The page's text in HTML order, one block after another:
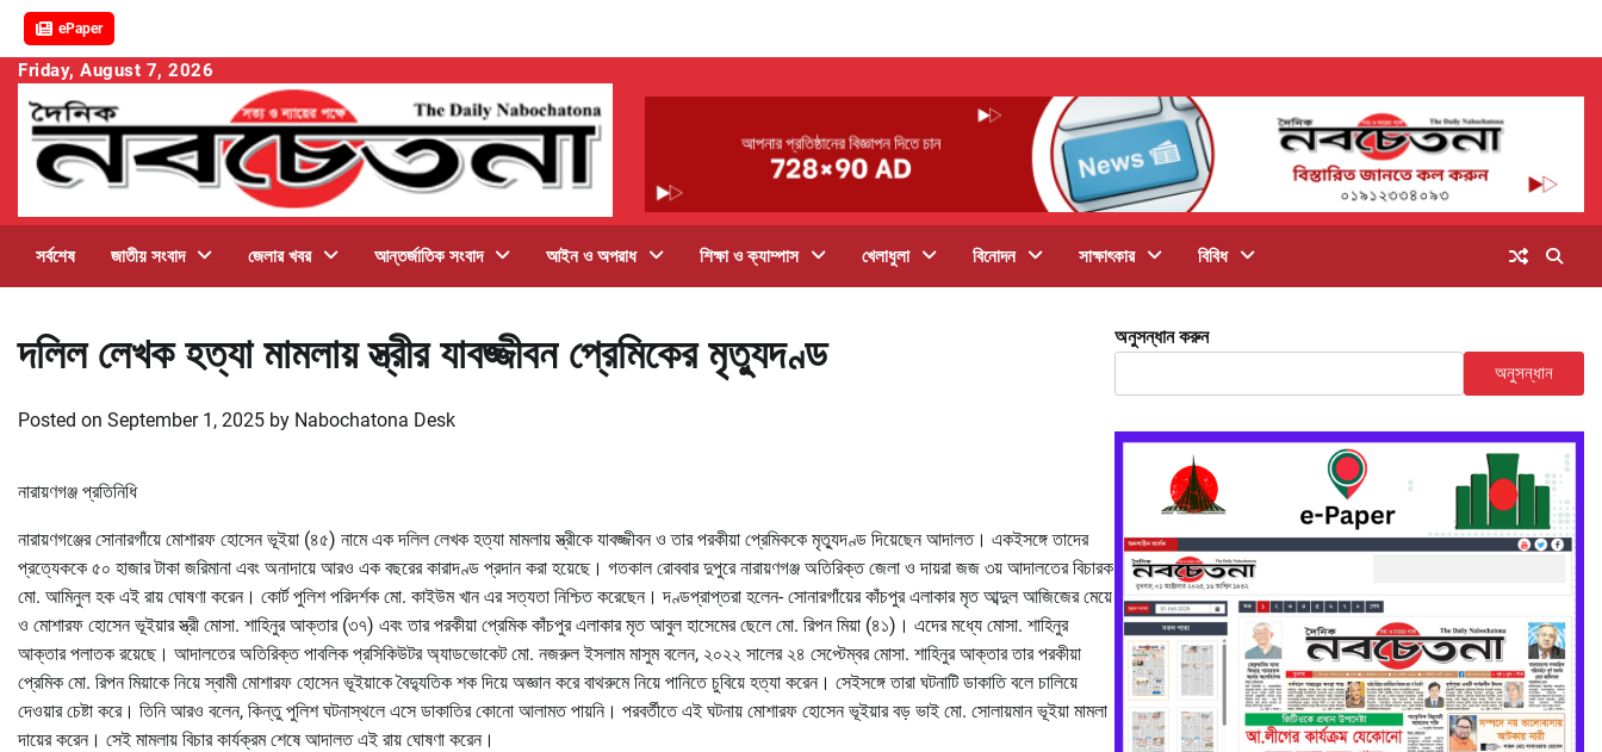
ePaper
Skip
content
Friday, August 7, 2026
সর্বশেষ জাতীয় সংবাদ জেলার খবর আন্তর্জাতিক সংবাদ আইন ও অপরাধ শিক্ষা ও ক্যাম্পাস খেলাধুলা বিনোদন সাক্ষাৎকার বিবিধ
দলিল লেখক হত্যা মামলায় স্ত্রীর যাবজ্জীবন প্রেমিকের মৃত্যুদণ্ড
Posted on September 1, 2025 by Nabochatona Desk
নারায়ণগঞ্জ প্রতিনিধি
নারায়ণগঞ্জের সোনারগাঁয়ে মোশারফ হোসেন ভূইয়া (৪৫) নামে এক দলিল লেখক হত্যা মামলায় স্ত্রীকে যাবজ্জীবন ও তার পরকীয়া প্রেমিককে মৃত্যুদণ্ড দিয়েছেন আদালত। একইসঙ্গে তাদের
প্রত্যেককে ৫০ হাজার টাকা জরিমানা এবং অনাদায়ে আরও এক বছরের কারাদণ্ড প্রদান করা হয়েছে। গতকাল রোববার দুপুরে নারায়ণগঞ্জ অতিরিক্ত জেলা ও দায়রা জজ ৩য় আদালতের বিচারক
মো. আমিনুল হক এই রায় ঘোষণা করেন। কোর্ট পুলিশ পরিদর্শক মো. কাইউম খান এর সত্যতা নিশ্চিত করেছেন। দণ্ডপ্রাপ্তরা হলেন- সোনারগাঁয়ের কাঁচপুর এলাকার মৃত আব্দুল আজিজের মেয়ে
ও মোশারফ হোসেন ভূইয়ার স্ত্রী মোসা. শাহিনুর আক্তার (৩৭) এবং তার পরকীয়া প্রেমিক কাঁচপুর এলাকার মৃত আবুল হাসেমের ছেলে মো. রিপন মিয়া (৪১)। এদের মধ্যে মোসা. শাহিনুর
আক্তার পলাতক রয়েছে। আদালতের অতিরিক্ত পাবলিক প্রসিকিউটর অ্যাডভোকেট মো. নজরুল ইসলাম মাসুম বলেন, ২০২২ সালের ২৪ সেপ্টেম্বর মোসা. শাহিনুর আক্তার তার পরকীয়া
প্রেমিক মো. রিপন মিয়াকে নিয়ে স্বামী মোশারফ হোসেন ভূইয়াকে বৈদ্যুতিক শক দিয়ে অজ্ঞান করে বাথরুমে নিয়ে পানিতে চুবিয়ে হত্যা করেন। সেইসঙ্গে তারা ঘটনাটি ডাকাতি বলে চালিয়ে
দেওয়ার চেষ্টা করে। তিনি আরও বলেন, কিন্তু পুলিশ ঘটনাস্থলে এসে ডাকাতির কোনো আলামত পায়নি। পরবর্তীতে এই ঘটনায় মোশারফ হোসেন ভূইয়ার বড় ভাই মো. সোলায়মান ভূইয়া মামলা
দায়ের করেন। সেই মামলায় বিচার কার্যক্রম শেষে আদালত এই রায় ঘোষণা করেন।
অনুসন্ধান করুন
অনুসন্ধান